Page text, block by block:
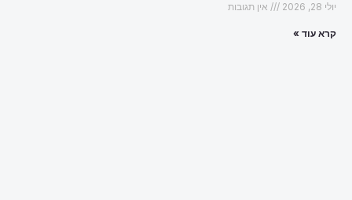
יולי 28, 2026 אין תגובות
קרא עוד »